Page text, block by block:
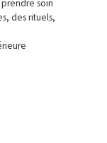
soin
des rituels,